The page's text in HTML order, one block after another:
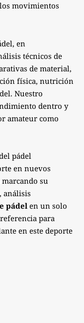
movimientos
en
técnicos de
de material,
física, nutrición
Nuestro
dentro y
amateur como
pádel
en nuevos
marcando su
análisis
pádelen un solo
para
en este deporte